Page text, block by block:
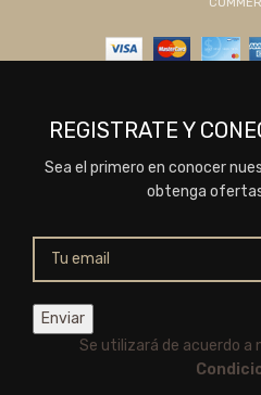
REGISTRATE Y
Sea el primero en conocer
obtenga
Se utilizará de acuerdo a